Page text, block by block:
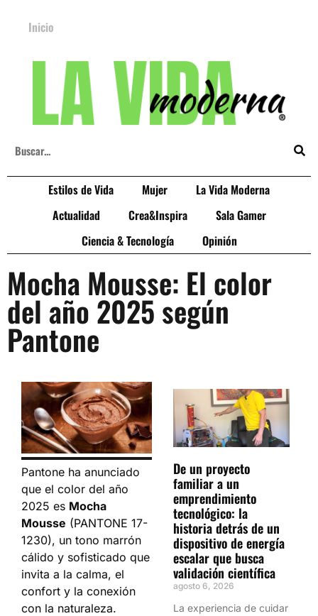
Inicio
Estilos de Vida Mujer
La Vida Moderna
Actualidad
Crea&Inspira
Sala Gamer
Ciencia & Tecnología
Opinión
Mocha Mousse: El color
del año 2025 según
Pantone
Pantone ha anunciado
que el color del año
2025 es Mocha
Mousse (PANTONE 17-
1230), un tono marrón
cálido y sofisticado que
invita a la calma, el
confort y la conexión
con la naturaleza.
De un proyecto
familiar a un
emprendimiento
tecnológico: la
historia detrás de un
dispositivo de energía
escalar que busca
validación científica
agosto 6, 2026
La experiencia de cuidar